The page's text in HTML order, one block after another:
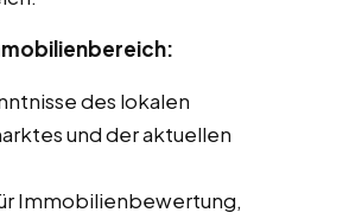
des lokalen
und der aktuellen
Immobilienbewertung,